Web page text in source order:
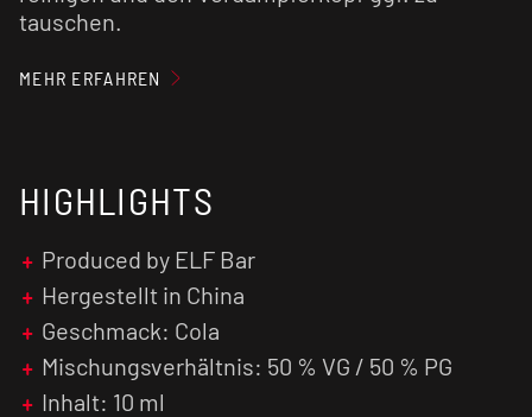
tauschen.
Nikotinsalz Liquids sind im Vergleich zu
schneller vom menschlichen Organismus
verarbeitet, was zu einer früheren
Nikotinsättigung führt.
MEHR ERFAHREN
HIGHLIGHTS
Produced by ELF Bar
Hergestellt in China
Geschmack: Cola
Mischungsverhältnis: 50 % VG / 50 % PG
Inhalt: 10 ml